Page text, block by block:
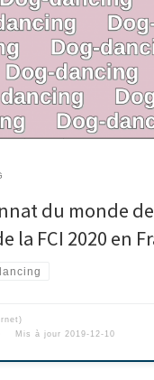
du monde
la FCI 2020 en
Mis à jour 2019-12-10